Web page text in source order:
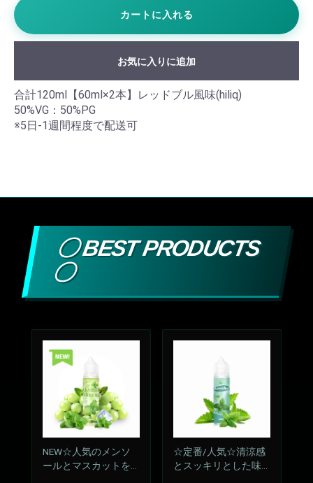
カートに入れる
お気に入りに追加
合計120ml【60ml×2本】レッドブル風味(hiliq)
50%VG：50%PG
※5日-1週間程度で配送可
〇 BEST PRODUCTS
〇
NEW☆人気のメンソ
ールとマスカットをM
☆定番/人気☆清涼感
とスッキリとした味